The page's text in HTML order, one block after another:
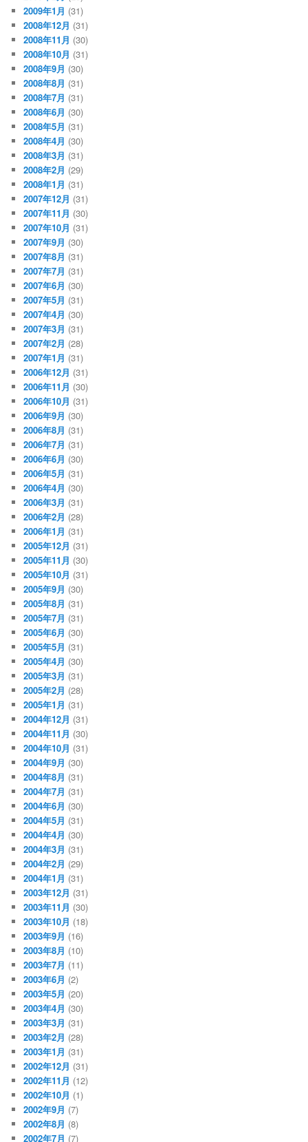
2009年1月 (31)
2008年12月 (31)
2008年11月 (30)
2008年10月 (31)
2008年9月 (30)
2008年8月 (31)
2008年7月 (31)
2008年6月 (30)
2008年5月 (31)
2008年4月 (30)
2008年3月 (31)
2008年2月 (29)
2008年1月 (31)
2007年12月 (31)
2007年11月 (30)
2007年10月 (31)
2007年9月 (30)
2007年8月 (31)
2007年7月 (31)
2007年6月 (30)
2007年5月 (31)
2007年4月 (30)
2007年3月 (31)
2007年2月 (28)
2007年1月 (31)
2006年12月 (31)
2006年11月 (30)
2006年10月 (31)
2006年9月 (30)
2006年8月 (31)
2006年7月 (31)
2006年6月 (30)
2006年5月 (31)
2006年4月 (30)
2006年3月 (31)
2006年2月 (28)
2006年1月 (31)
2005年12月 (31)
2005年11月 (30)
2005年10月 (31)
2005年9月 (30)
2005年8月 (31)
2005年7月 (31)
2005年6月 (30)
2005年5月 (31)
2005年4月 (30)
2005年3月 (31)
2005年2月 (28)
2005年1月 (31)
2004年12月 (31)
2004年11月 (30)
2004年10月 (31)
2004年9月 (30)
2004年8月 (31)
2004年7月 (31)
2004年6月 (30)
2004年5月 (31)
2004年4月 (30)
2004年3月 (31)
2004年2月 (29)
2004年1月 (31)
2003年12月 (31)
2003年11月 (30)
2003年10月 (18)
2003年9月 (16)
2003年8月 (10)
2003年7月 (11)
2003年6月 (2)
2003年5月 (20)
2003年4月 (30)
2003年3月 (31)
2003年2月 (28)
2003年1月 (31)
2002年12月 (31)
2002年11月 (12)
2002年10月 (1)
2002年9月 (7)
2002年8月 (8)
2002年7月 (7)